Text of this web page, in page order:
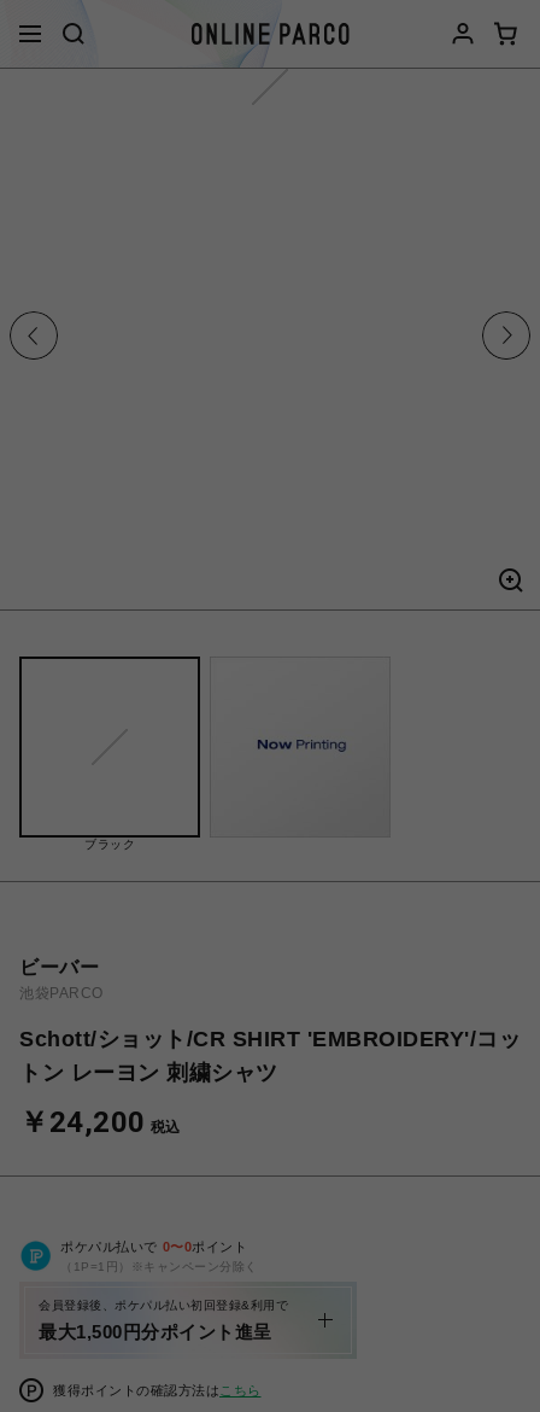
ブラック
ビーバー
池袋PARCO
Schott/ショット/CR SHIRT 'EMBROIDERY'/コッ
トン レーヨン 刺繍シャツ
￥24,200 税込
ポケパル払いで 0〜0ポイント
（1P=1円）※キャンペーン分除く
会員登録後、ポケパル払い初回登録&利用で
最大1,500円分ポイント進呈
獲得ポイントの確認方法は こちら